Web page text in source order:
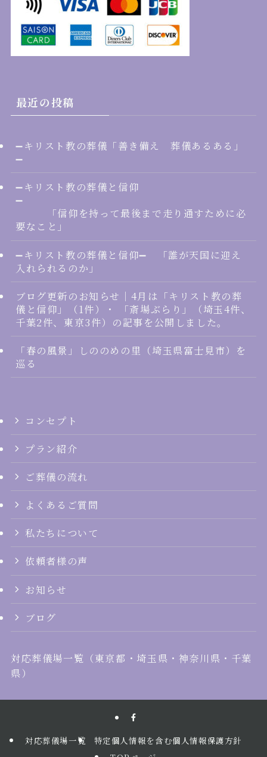
最近の投稿
➖キリスト教の葬儀「善き備え 葬儀あるある」
➖
➖キリスト教の葬儀と信仰
➖
「信仰を持って最後まで走り通すために必
要なこと」
➖キリスト教の葬儀と信仰➖ 「誰が天国に迎え
入れられるのか」
ブログ更新のお知らせ｜4月は「キリスト教の葬
儀と信仰」（1件）・ 「斎場ぶらり」（埼玉4件、
千葉2件、東京3件）の記事を公開しました。
「春の風景」しののめの里（埼玉県富士見市）を
巡る
コンセプト
プラン紹介
ご葬儀の流れ
よくあるご質問
私たちについて
依頼者様の声
お知らせ
ブログ
対応葬儀場一覧 （東京都 ・ 埼玉県 ・ 神奈川県 ・ 千葉
県）
対応葬儀場一覧
特定個人情報を含む個人情報保護方針